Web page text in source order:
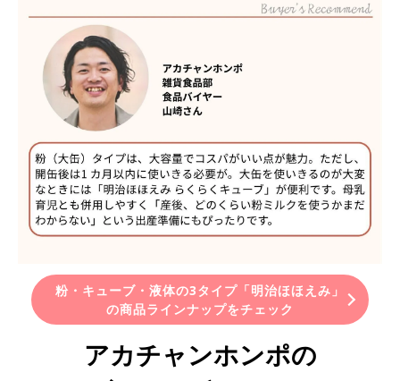
粉・キューブ・液体の3タイプ「明治ほほえみ」
の商品ラインナップをチェック
アカチャンホンポの